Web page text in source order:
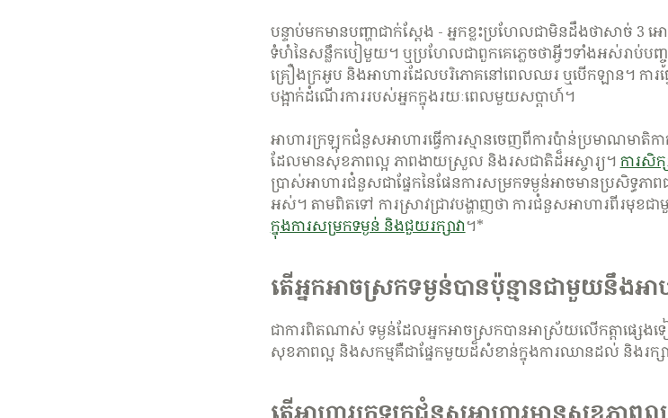
បន្ទាប់មកមានបញ្ហាជាក់ស្តែង - អ្នកខ្លះប្រហែលជាមិនដឹងថាសាច់ 3
ទំហំនៃសន្លឹកបៀមួយ។ ឬប្រហែលជាពួកគេភ្លេចថាអ្វីៗទាំងអស់រាប់បញ្ចូ
គ្រឿងក្រអូប និងអាហារដែលបរិភោគនៅពេលឈរ ឬបើកឡាន។ ការ
បង្អាក់ដំណើរការរបស់អ្នកក្នុងរយៈពេលមួយសប្តាហ៍។
អាហារក្រឡុកជំនួសអាហារ​ធ្វើ​ការ​ស្មាន​ចេញ​ពី​ការ​ប៉ាន់​ប្រមាណ​មាតិ
ដែលមានសុខភាពល្អ ភាពងាយស្រួល និងរសជាតិដ៏អស្ចារ្យ។ ការសិក្
ប្រាស់អាហារជំនួសជាផ្នែកនៃផែនការសម្រកទម្ងន់អាចមានប្រសិទ្ធភា
អស់។ តាមពិតទៅ ការស្រាវជ្រាវ​បង្ហាញថា ការជំនួស​អាហារ​ពីរ​មុខ​
ក្នុងការ​សម្រក​ទម្ងន់ និង​ជួយ​រក្សា​វា​។*
តើ​អ្នក​អាច​ស្រក​ទម្ងន់​បាន​ប៉ុន្មាន​ជាមួយ​នឹង​
ជាការពិតណាស់ ទម្ងន់ដែលអ្នកអាចស្រកបានអាស្រ័យលើកត្តាផ្សេ
សុខភាពល្អ និងសកម្មគឺជាផ្នែកមួយដ៏សំខាន់ក្នុងការឈានដល់ និងរក្